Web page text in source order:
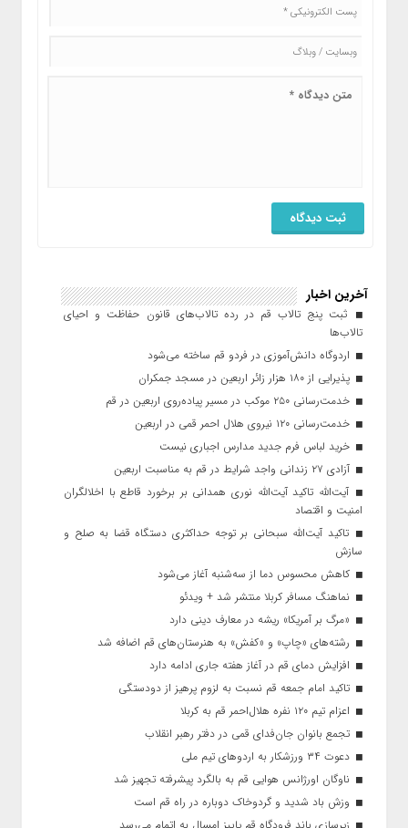
آخرین اخبار
ثبت پنج تالاب قم در رده تالاب‌های قانون حفاظت و احیای
تالاب‌ها
اردوگاه دانش‌آموزی در فردو قم ساخته می‌شود
پذیرایی از ۱۸۰ هزار زائر اربعین در مسجد جمکران
خدمت‌رسانی ۲۵۰ موکب در مسیر پیاده‌روی اربعین در قم
خدمت‌رسانی ۱۲۰ نیروی هلال احمر قمی در اربعین
خرید لباس فرم جدید مدارس اجباری نیست
آزادی ۲۷ زندانی واجد شرایط در قم به مناسبت اربعین
آیت‌الله تاکید آیت‌الله نوری همدانی بر برخورد قاطع با اخلالگران
امنیت و اقتصاد
تاکید آیت‌الله‌ سبحانی بر توجه حداکثری دستگاه قضا به صلح و
سازش
کاهش محسوس دما از سه‌شنبه آغاز می‌شود
نماهنگ مسافر کربلا منتشر شد + ویدئو
«مرگ بر آمریکا» ریشه در معارف دینی دارد
رشته‌های «چاپ» و «کفش» به هنرستان‌های قم اضافه شد
افزایش دمای قم در آغاز هفته جاری ادامه دارد
تاکید امام جمعه قم نسبت به لزوم پرهیز از دودستگی
اعزام تیم ۱۲۰ نفره هلال‌احمر قم به کربلا
تجمع بانوان جان‌فدای قمی در دفتر رهبر انقلاب
دعوت ۳۴ ورزشکار به اردوهای تیم ملی
ناوگان اورژانس هوایی قم به بالگرد پیشرفته تجهیز شد
وزش باد شدید و گردوخاک دوباره در راه قم است